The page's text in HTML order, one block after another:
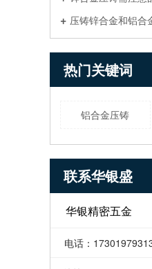
压铸锌合金和铝合
热门关键词
铝合金压铸
联系华银盛
华银精密五金
电话：